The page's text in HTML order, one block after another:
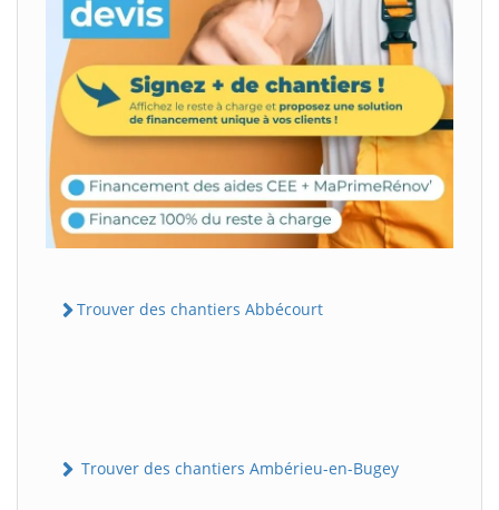
Trouver des chantiers Abbécourt
Trouver des chantiers Ambérieu-en-Bugey